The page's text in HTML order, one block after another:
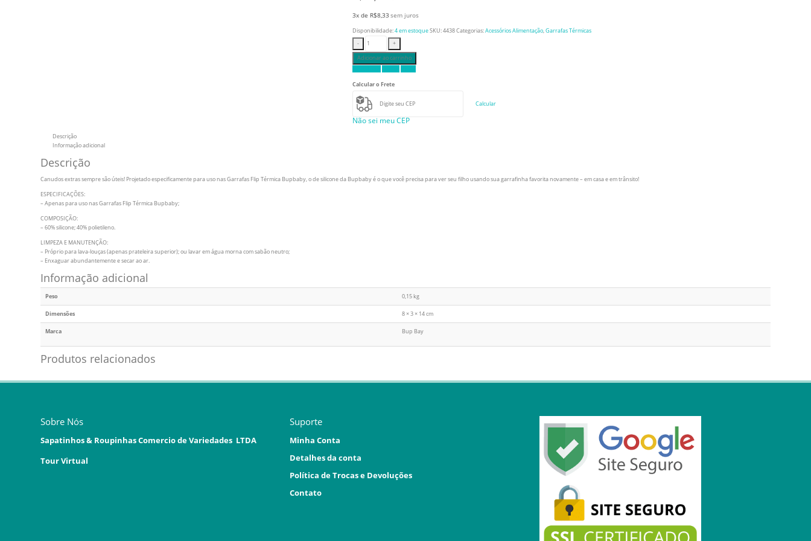
3x de R$8,33 sem juros
Disponibilidade:4 em estoqueSKU:4438Categorias:Acessórios Alimentação,Garrafas Térmicas
-
+
Adicionar ao carrinho
Calcular o Frete
Calcular
Não sei meu CEP
Descrição
Informação adicional
Descrição
Canudos extras sempre são úteis! Projetado especificamente para uso nas Garrafas Flip Térmica Bupbaby, o de silicone da Bupbaby é o que você precisa para ver seu filho usando sua garrafinha favorita novamente – em casa e em trânsito!
ESPECIFICAÇÕES:
– Apenas para uso nas Garrafas Flip Térmica Bupbaby;
COMPOSIÇÃO:
– 60% silicone; 40% polietileno.
LIMPEZA E MANUTENÇÃO:
– Próprio para lava-louças (apenas prateleira superior); ou lavar em água morna com sabão neutro;
– Enxaguar abundantemente e secar ao ar.
Informação adicional
Peso 0,15 kg
Dimensões 8 × 3 × 14 cm
Marca Bup Bay
Produtos relacionados
Sobre Nós
Sapatinhos & Roupinhas Comercio de Variedades LTDA
Tour Virtual
Suporte
Minha Conta
Detalhes da conta
Política de Trocas e Devoluções
Contato